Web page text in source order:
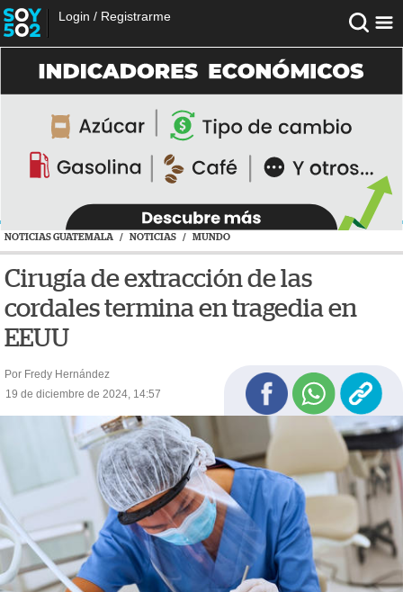
Login / Registrarme
NOTICIAS GUATEMALA / NOTICIAS / MUNDO
Cirugía de extracción de las
cordales termina en tragedia en
EEUU
Por Fredy Hernández
19 de diciembre de 2024, 14:57